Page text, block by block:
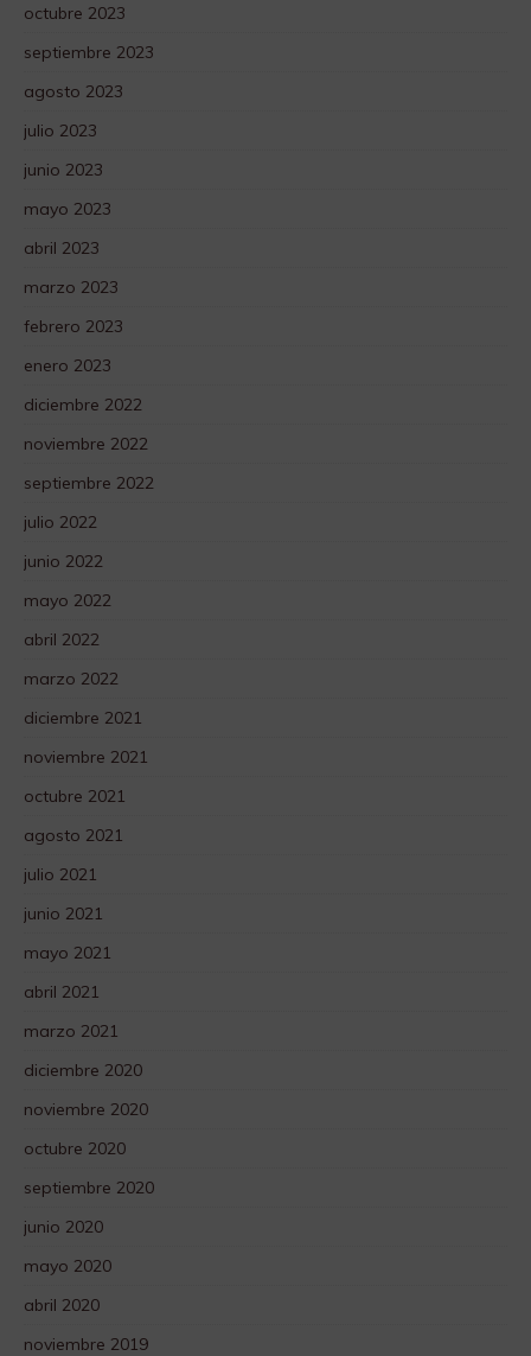
octubre 2023
septiembre 2023
agosto 2023
julio 2023
junio 2023
mayo 2023
abril 2023
marzo 2023
febrero 2023
enero 2023
diciembre 2022
noviembre 2022
septiembre 2022
julio 2022
junio 2022
mayo 2022
abril 2022
marzo 2022
diciembre 2021
noviembre 2021
octubre 2021
agosto 2021
julio 2021
junio 2021
mayo 2021
abril 2021
marzo 2021
diciembre 2020
noviembre 2020
octubre 2020
septiembre 2020
junio 2020
mayo 2020
abril 2020
noviembre 2019